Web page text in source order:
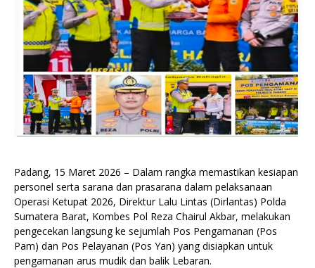
Padang, 15 Maret 2026 – Dalam rangka memastikan kesiapan
personel serta sarana dan prasarana dalam pelaksanaan
Operasi Ketupat 2026, Direktur Lalu Lintas (Dirlantas) Polda
Sumatera Barat, Kombes Pol Reza Chairul Akbar, melakukan
pengecekan langsung ke sejumlah Pos Pengamanan (Pos
Pam) dan Pos Pelayanan (Pos Yan) yang disiapkan untuk
pengamanan arus mudik dan balik Lebaran.